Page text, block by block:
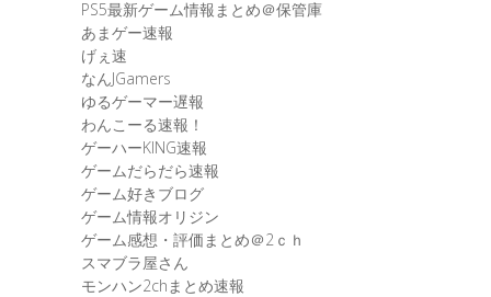
PS5最新ゲーム情報まとめ＠保管庫
あまゲー速報
げぇ速
なんJGamers
ゆるゲーマー遅報
わんこーる速報！
ゲーハーKING速報
ゲームだらだら速報
ゲーム好きブログ
ゲーム情報オリジン
ゲーム感想・評価まとめ＠2ｃｈ
スマブラ屋さん
モンハン2chまとめ速報